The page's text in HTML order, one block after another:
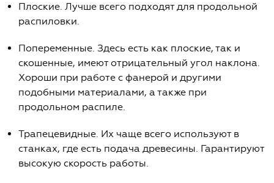
Плоские. Лучше всего подходят для продольной
распиловки.
Попеременные. Здесь есть как плоские, так и
скошенные, имеют отрицательный угол наклона.
Хороши при работе с фанерой и другими
подобными материалами, а также при
продольном распиле.
Трапецевидные. Их чаще всего используют в
станках, где есть подача древесины. Гарантируют
высокую скорость работы.